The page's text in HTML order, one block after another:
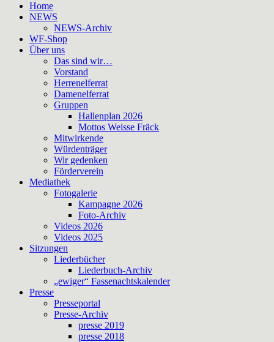
Home
NEWS
NEWS-Archiv
WF-Shop
Über uns
Das sind wir…
Vorstand
Herrenelferrat
Damenelferrat
Gruppen
Hallenplan 2026
Mottos Weisse Fräck
Mitwirkende
Würdenträger
Wir gedenken
Förderverein
Mediathek
Fotogalerie
Kampagne 2026
Foto-Archiv
Videos 2026
Videos 2025
Sitzungen
Liederbücher
Liederbuch-Archiv
„ewiger“ Fassenachtskalender
Presse
Presseportal
Presse-Archiv
presse 2019
presse 2018